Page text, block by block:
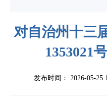
对自治州十三
1353021
发布时间： 2026-05-25